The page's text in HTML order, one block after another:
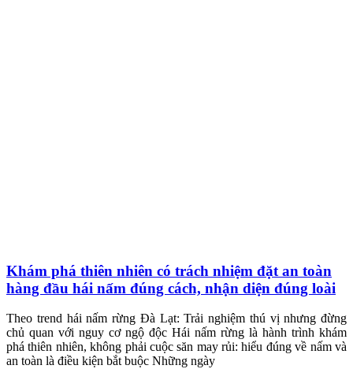
Khám phá thiên nhiên có trách nhiệm đặt an toàn
hàng đầu hái nấm đúng cách, nhận diện đúng loài
Theo trend hái nấm rừng Đà Lạt: Trải nghiệm thú vị nhưng đừng
chủ quan với nguy cơ ngộ độc Hái nấm rừng là hành trình khám
phá thiên nhiên, không phải cuộc săn may rủi: hiểu đúng về nấm và
an toàn là điều kiện bắt buộc Những ngày